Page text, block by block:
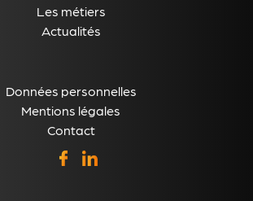
Les métiers
Actualités
Données personnelles
Mentions légales
Contact